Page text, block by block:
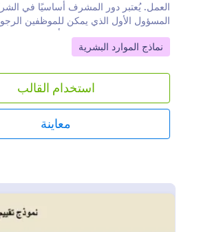
العمل. يُعتبر دور المشرف أساسيًا في
المسؤول الأول الذي يمكن للموظفين
الحاجة إلى المساعدة. يجب أن يتمتع
تحفيز الفريق والتأثير فيه بشكل فعّال
معلومات المشرف ومهاراته في القيادة
يتم تقييم كل سؤال متعلق بالمهارات
(١) وهو الأقل إلى (٥) وهو الأعلى.
حقول نصوص طويلة للإجابة على الأسئلة
المتعلقة بكل مهارة.باستخدام أداة حساب
الإلكتروني، يمكن للنموذج تسجيل التوقيع
Go to Category:
نماذج الموارد البشرية
استخدام القالب
معاينة